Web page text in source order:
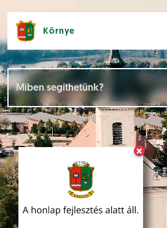
×
Környe
Hírek [
Események []
Dokumentumok []
Aloldalak [ ]